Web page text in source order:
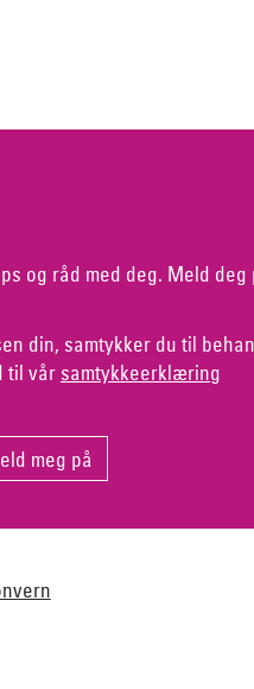
og råd med deg. Meld
din, samtykker du til
til vår samtykkeerklæring